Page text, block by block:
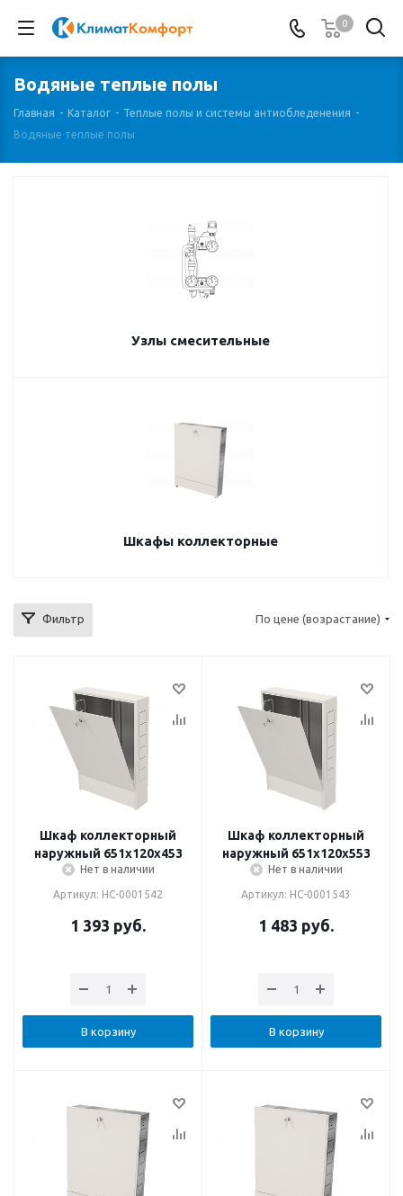
0
Водяные теплые полы
Главная - Каталог - Теплые полы и системы антиобледенения -
Водяные теплые полы
Узлы смесительные
Шкафы коллекторные
Фильтр По цене (возрастание)
Шкаф коллекторный
наружный 651х120х453
Нет в наличии
Артикул: НС-0001542
1 393 руб.
В корзину
Шкаф коллекторный
наружный 651х120х553
Нет в наличии
Артикул: НС-0001543
1 483 руб.
В корзину